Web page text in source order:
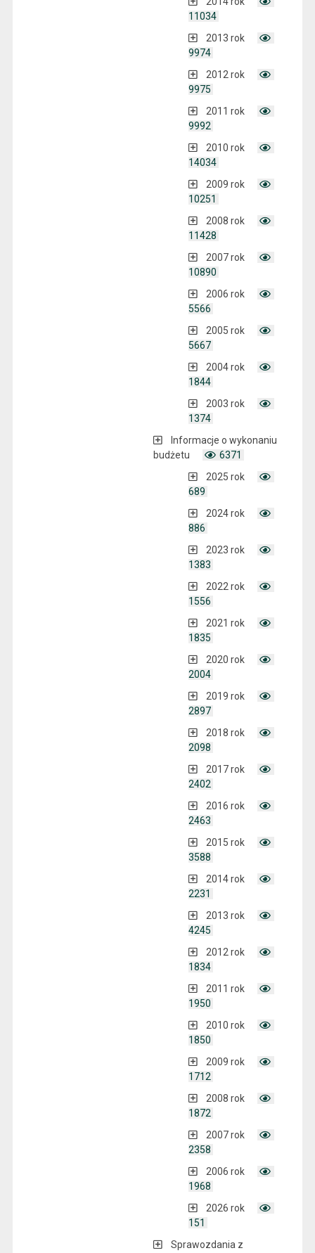
11034
2013 rok
9974
2012 rok
9975
2011 rok
9992
2010 rok
14034
2009 rok
10251
2008 rok
11428
2007 rok
10890
2006 rok
5566
2005 rok
5667
2004 rok
1844
2003 rok
1374
Informacje o wykonaniu
budżetu
6371
2025 rok
689
2024 rok
886
2023 rok
1383
2022 rok
1556
2021 rok
1835
2020 rok
2004
2019 rok
2897
2018 rok
2098
2017 rok
2402
2016 rok
2463
2015 rok
3588
2014 rok
2231
2013 rok
4245
2012 rok
1834
2011 rok
1950
2010 rok
1850
2009 rok
1712
2008 rok
1872
2007 rok
2358
2006 rok
1968
2026 rok
151
Sprawozdania z